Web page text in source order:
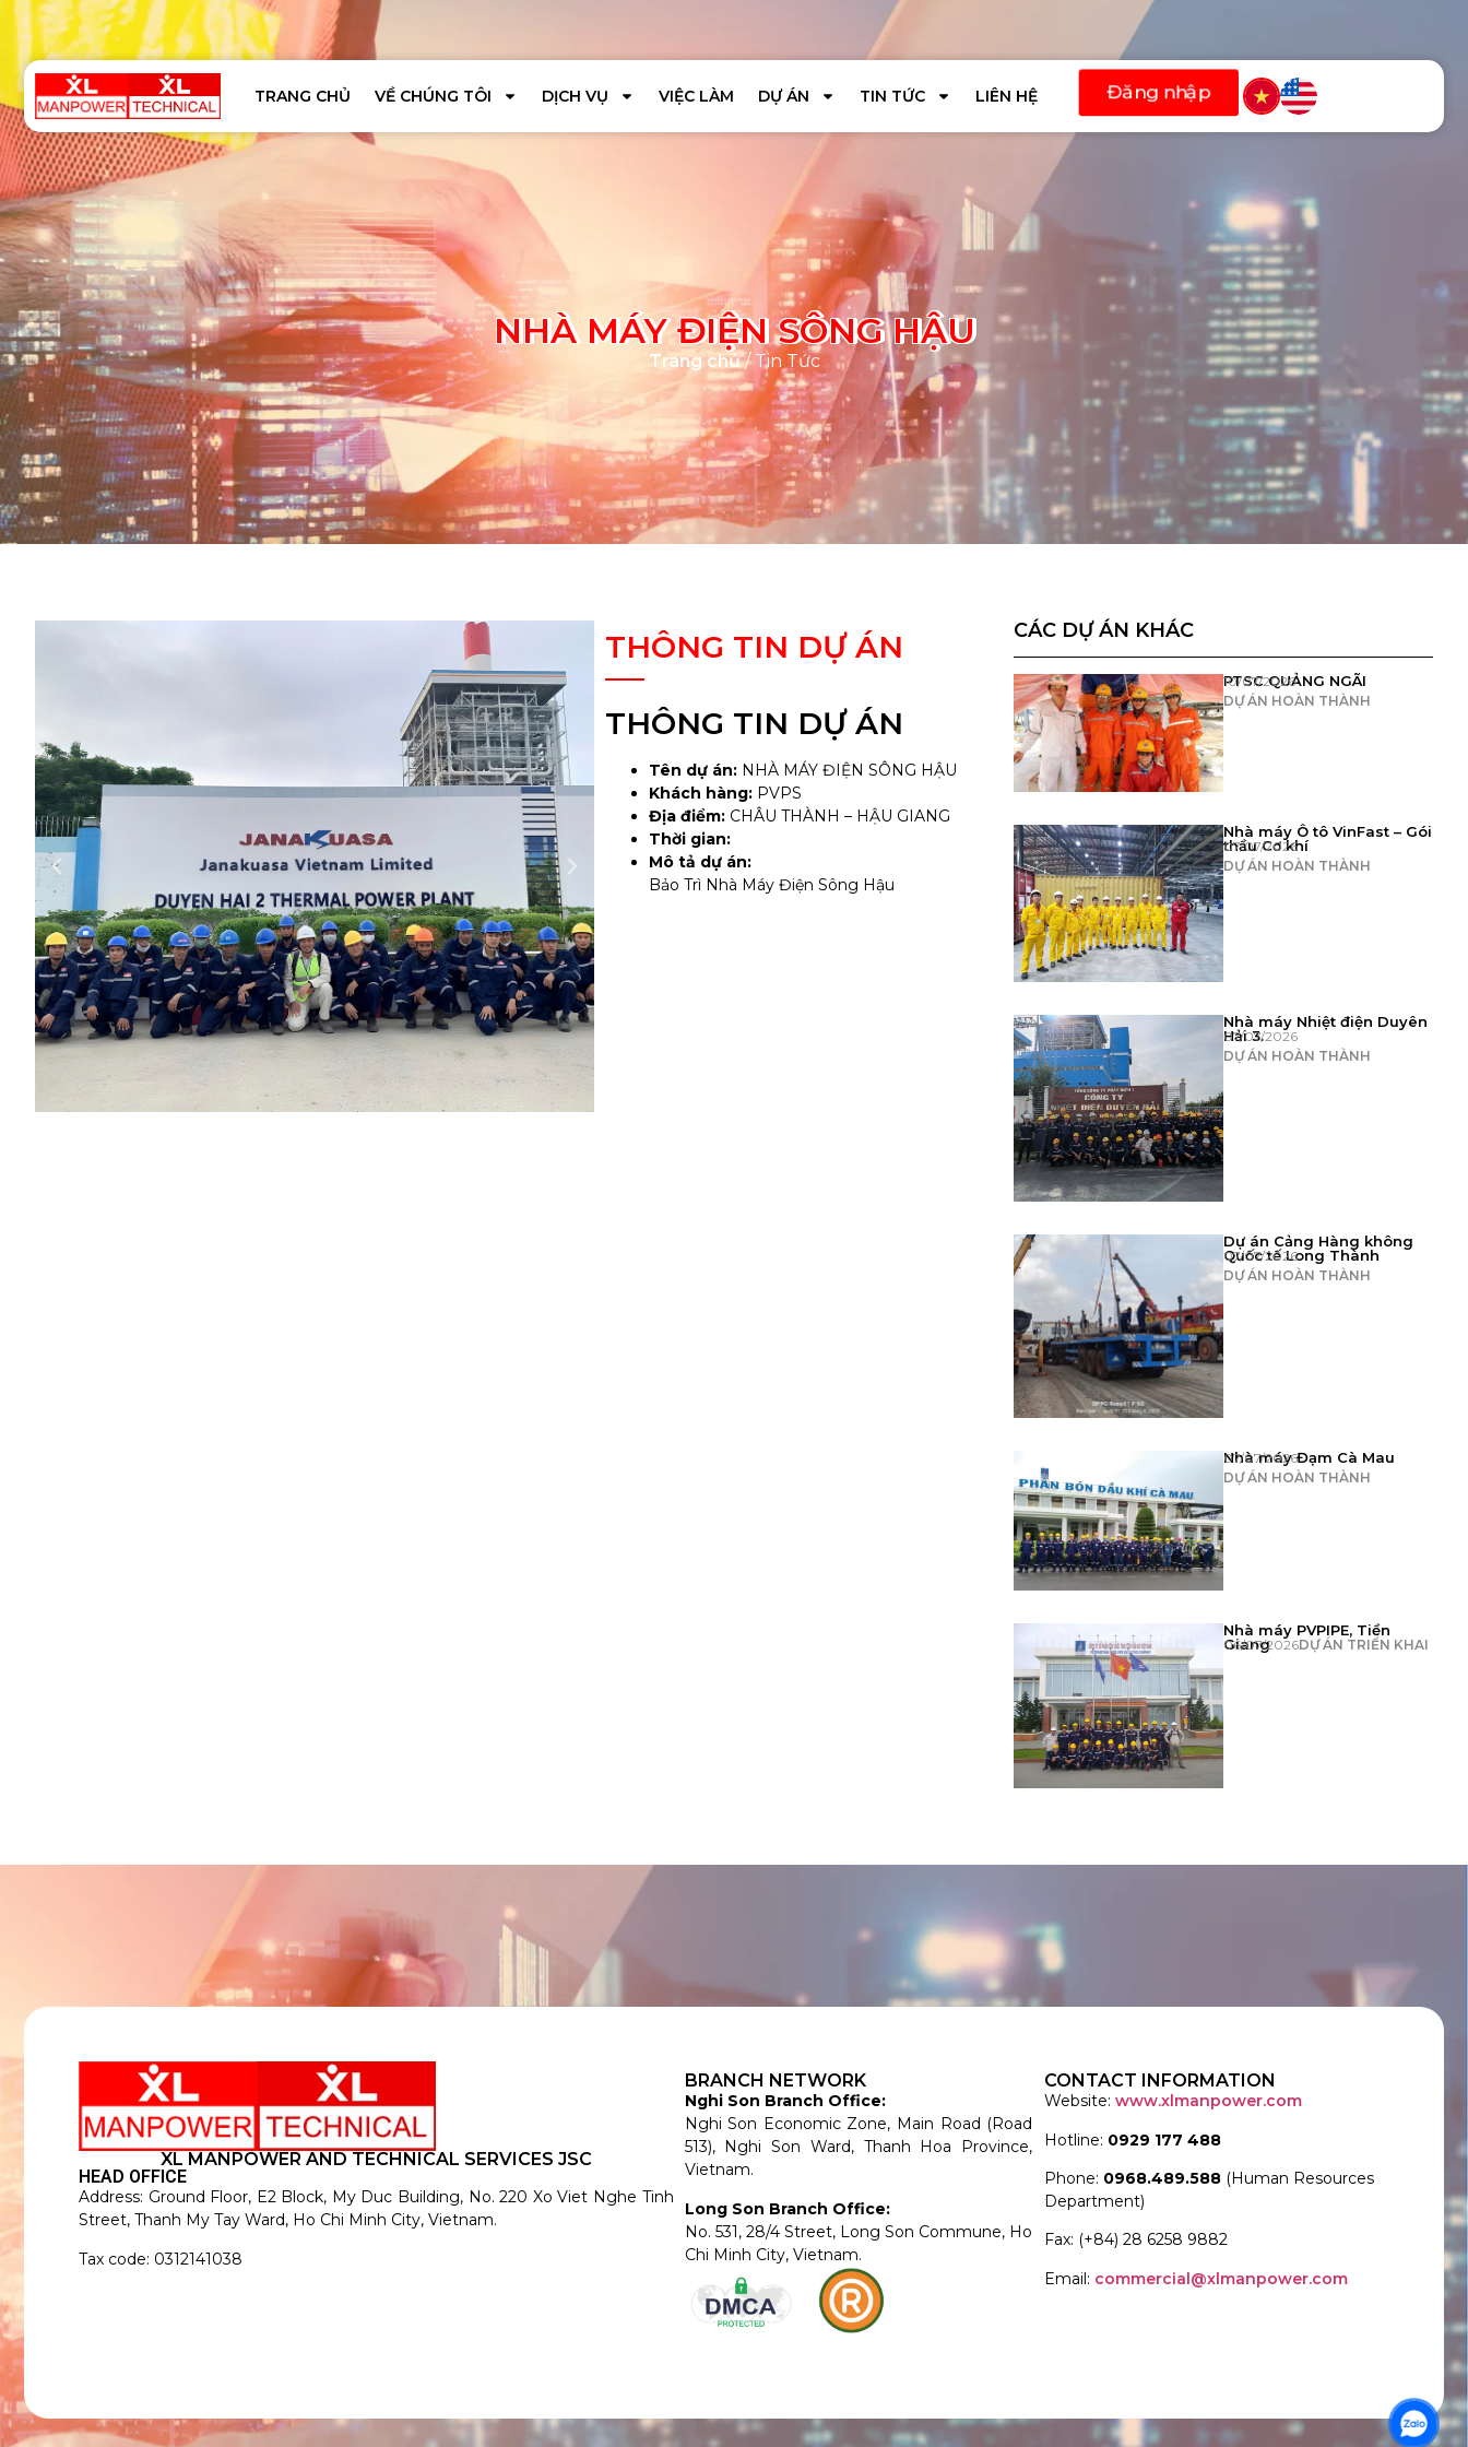
TRANG CHỦ VỀ CHÚNG TÔI DỊCH VỤ VIỆC LÀM DỰ ÁN TIN TỨC LIÊN HỆ
NHÀ MÁY ĐIỆN SÔNG HẬU
Trang chủ/ Tin Tức
THÔNG TIN DỰ ÁN
THÔNG TIN DỰ ÁN
Tên dự án: NHÀ MÁY ĐIỆN SÔNG HẬU
Khách hàng: PVPS
Địa điểm: CHÂU THÀNH – HẬU GIANG
Thời gian:
Mô tả dự án:
Bảo Trì Nhà Máy Điện Sông Hậu
CÁC DỰ ÁN KHÁC
PTSC QUẢNG NGÃI
10/07/2026
DỰ ÁN HOÀN THÀNH
Nhà máy Ô tô VinFast – Gói
thầu Cơ khí
07/07/2026
DỰ ÁN HOÀN THÀNH
Nhà máy Nhiệt điện Duyên
Hải 3.
07/07/2026
DỰ ÁN HOÀN THÀNH
Dự án Cảng Hàng không
Quốc tế Long Thành
07/07/2026
DỰ ÁN HOÀN THÀNH
Nhà máy Đạm Cà Mau
07/07/2026
DỰ ÁN HOÀN THÀNH
Nhà máy PVPIPE, Tiền
Giang
06/07/2026DỰ ÁN TRIỂN KHAI
XL MANPOWER AND TECHNICAL SERVICES JSC
HEAD OFFICE
Address: Ground Floor, E2 Block, My Duc Building, No. 220 Xo Viet Nghe Tinh
Street, Thanh My Tay Ward, Ho Chi Minh City, Vietnam.
Tax code: 0312141038
BRANCH NETWORK
Nghi Son Branch Office:
Nghi Son Economic Zone, Main Road (Road
513), Nghi Son Ward, Thanh Hoa Province,
Vietnam.
Long Son Branch Office:
No. 531, 28/4 Street, Long Son Commune, Ho
Chi Minh City, Vietnam.
CONTACT INFORMATION
Website:www.xlmanpower.com
Hotline: 0929 177 488
Phone: 0968.489.588 (Human Resources
Department)
Fax: (+84) 28 6258 9882
Email: commercial@xlmanpower.com